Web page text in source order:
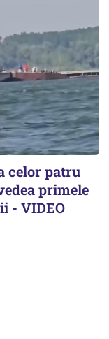
celor patru
primele
- VIDEO